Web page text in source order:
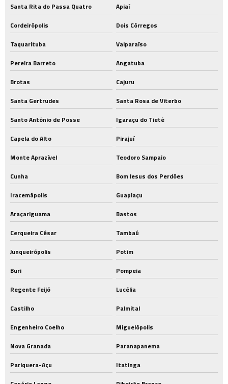
Santa Rita do Passa Quatro
Apiaí
Cordeirópolis
Dois Córregos
Taquarituba
Valparaíso
Pereira Barreto
Angatuba
Brotas
Cajuru
Santa Gertrudes
Santa Rosa de Viterbo
Santo Antônio de Posse
Igaraçu do Tietê
Capela do Alto
Pirajuí
Monte Aprazível
Teodoro Sampaio
Cunha
Bom Jesus dos Perdões
Iracemápolis
Guapiaçu
Araçariguama
Bastos
Cerqueira César
Tambaú
Junqueirópolis
Potim
Buri
Pompeia
Regente Feijó
Lucélia
Castilho
Palmital
Engenheiro Coelho
Miguelópolis
Nova Granada
Paranapanema
Pariquera-Açu
Itatinga